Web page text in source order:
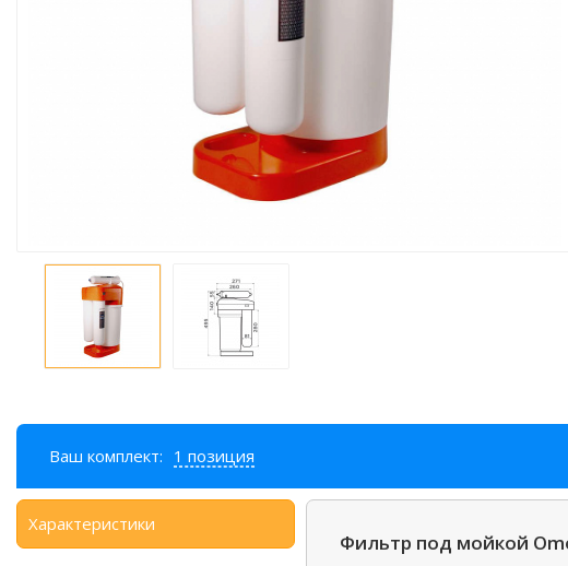
Ваш комплект: 1 позиция
Характеристики
Фильтр под мойкой